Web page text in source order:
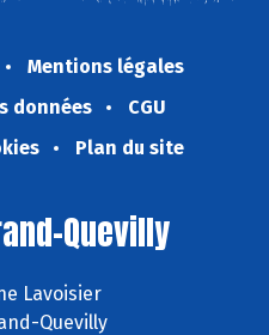
Mentions légales
données
CGU
Plan du site
Quevilly
Lavoisier
Quevilly